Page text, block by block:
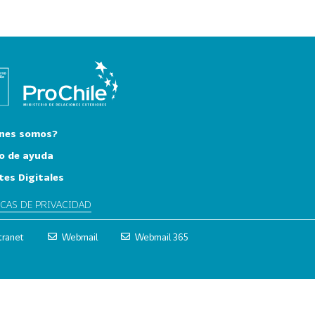
somos?
de ayuda
Digitales
DE PRIVACIDAD
Webmail Webmail 365